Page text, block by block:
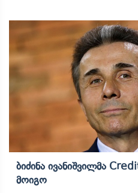
Ბიძინა Ივანიშვილმა
Მოიგო